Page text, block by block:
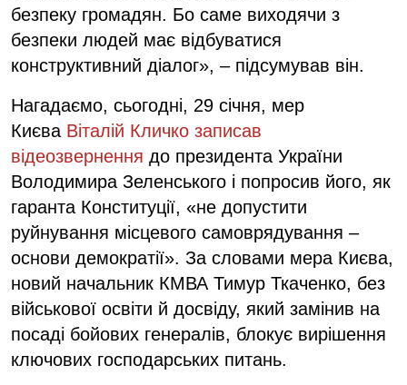
безпеку громадян. Бо саме виходячи з
безпеки людей має відбуватися
конструктивний діалог», – підсумував він.
Нагадаємо, сьогодні, 29 січня, мер
Києва Віталій Кличко записав
відеозвернення до президента України
Володимира Зеленського і попросив його, як
гаранта Конституції, «не допустити
руйнування місцевого самоврядування –
основи демократії». За словами мера Києва,
новий начальник КМВА Тимур Ткаченко, без
військової освіти й досвіду, який замінив на
посаді бойових генералів, блокує вирішення
ключових господарських питань.